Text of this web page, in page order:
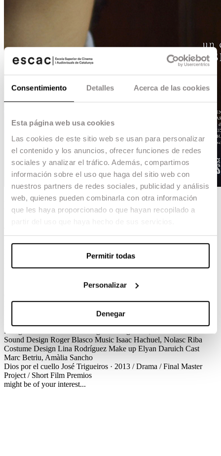
Consentimiento Detalles Acerca de las cookies
Esta página web usa cookies
Las cookies de este sitio web se usan para personalizar
el contenido y los anuncios, ofrecer funciones de redes
sociales y analizar el tráfico. Además, compartimos
información sobre el uso que haga del sitio web con
nuestros partners de redes sociales, publicidad y análisis
web, quienes pueden combinarla con otra información
que les haya proporcionado o que hayan recopilado a
Permitir todas
Personalizar
Denegar
Dios por el cuello
It’s Sunday, and all the doors open.
It’s Sunday, and supposedly all the stairs point to the sky.
It’s Sunday, and Pablo, 8, has an invitation to a forbidden birthday
party.
Dios por el cuello José Trigueiros · 2013 / Drama / Final Master
Screenplay
Design
Sound Design Roger Blasco Music Isaac Hachuel, Nolasc Riba
Costume Design Lina Rodríguez Make up Elyan Daruich Cast
Marc Betriu, Amàlia Sancho
Dios por el cuello José Trigueiros · 2013 / Drama / Final Master
Project / Short Film Premios
might be of your interest...